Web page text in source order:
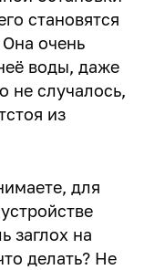
становятся
Она очень
воды, даже
не случалось,
из
для
заглох на
делать? Не